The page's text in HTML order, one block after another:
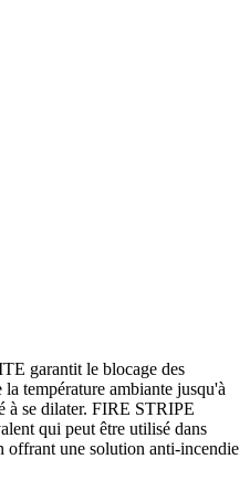
garantit le blocage des
la température ambiante jusqu'à
à se dilater. FIRE STRIPE
qui peut être utilisé dans
offrant une solution anti-incendie